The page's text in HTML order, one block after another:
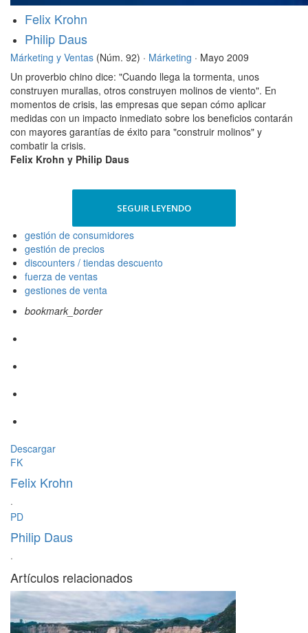
Felix Krohn
Philip Daus
Márketing y Ventas (Núm. 92) · Márketing · Mayo 2009
Un proverbio chino dice: "Cuando llega la tormenta, unos
construyen murallas, otros construyen molinos de viento". En
momentos de crisis, las empresas que sepan cómo aplicar
medidas con un impacto inmediato sobre los beneficios contarán
con mayores garantías de éxito para "construir molinos" y
combatir la crisis.
Felix Krohn y Philip Daus
SEGUIR LEYENDO
gestión de consumidores
gestión de precios
discounters / tiendas descuento
fuerza de ventas
gestiones de venta
bookmark_border
Descargar
FK
Felix Krohn
·
PD
Philip Daus
·
Artículos relacionados